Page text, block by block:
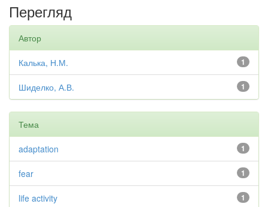
Перегляд
Автор
1
Калька, Н.М.
1
Шиделко, А.В.
Тема
1
adaptation
1
fear
1
life activity